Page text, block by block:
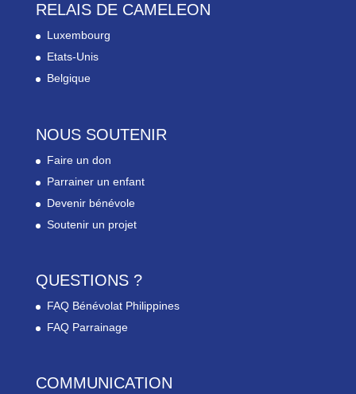
RELAIS DE CAMELEON
Luxembourg
Etats-Unis
Belgique
NOUS SOUTENIR
Faire un don
Parrainer un enfant
Devenir bénévole
Soutenir un projet
QUESTIONS ?
FAQ Bénévolat Philippines
FAQ Parrainage
COMMUNICATION